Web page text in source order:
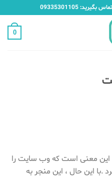
09335301105
0
به این معنی است که وب سایت را
.با این حال ، این منجر به